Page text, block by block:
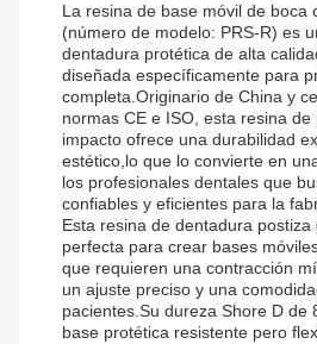
La resina de base móvil de boca
(número de modelo: PRS-R) es
dentadura protética de alta
diseñada específicamente para
completa.Originario de China y
normas CE e ISO, esta resina
impacto ofrece una durabilidad
estético,lo que lo convierte en
los profesionales dentales que
confiables y eficientes para la
Esta resina de dentadura
perfecta para crear bases
que requieren una contracción
un ajuste preciso y una
pacientes.Su dureza Shore D de
base protética resistente pero